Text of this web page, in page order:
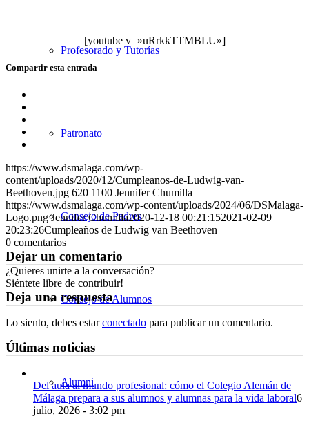
Profesorado y Tutorías
Patronato
Consejo de Padres
Consejo de Alumnos
Alumni
[youtube v=»uRrkkTTMBLU»]
Compartir esta entrada
Compartir
correo
https://www.dsmalaga.com/wp-
content/uploads/2020/12/Cumpleanos-de-Ludwig-van-
Beethoven.jpg 620 1100 Jennifer Chumilla
https://www.dsmalaga.com/wp-content/uploads/2024/06/DSMalaga-
Logo.png Jennifer Chumilla2020-12-18 00:21:152021-02-09
20:23:26Cumpleaños de Ludwig van Beethoven
0 comentarios
Dejar un comentario
¿Quieres unirte a la conversación?
Siéntete libre de contribuir!
Deja una respuesta
Lo siento, debes estarconectado para publicar un comentario.
Últimas noticias
Del aula al mundo profesional: cómo el Colegio Alemán de
Málaga prepara a sus alumnos y alumnas para la vida laboral6
julio, 2026 - 3:02 pm